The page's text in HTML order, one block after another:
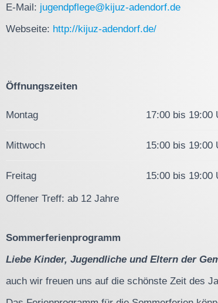
E-Mail: jugendpflege@kijuz-adendorf.de
Webseite: http://kijuz-adendorf.de/
Öffnungszeiten
Montag 17:00 bis 19:00
Mittwoch 15:00 bis 19:00
Freitag 15:00 bis 19:00
Offener Treff: ab 12 Jahre
Sommerferienprogramm
Liebe Kinder, Jugendliche und Eltern der
auch wir freuen uns auf die schönste Zeit des